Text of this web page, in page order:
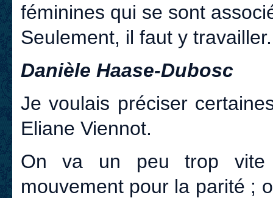
féminines qui se sont
Seulement, il faut y
Danièle Haase-Dubosc
Je voulais préciser
Eliane Viennot.
On va un peu trop vite
mouvement pour la parité ;